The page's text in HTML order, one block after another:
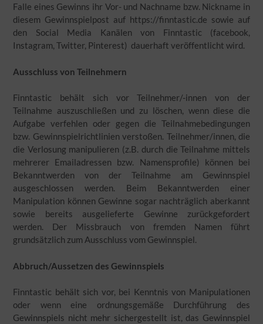
Falle eines Gewinns ihr Vor- und Nachname bzw. Nickname in
diesem Gewinnspielpost auf https://finntastic.de sowie auf
den Social Media Kanälen von Finntastic (facebook,
Instagram, Twitter, Pinterest) dauerhaft veröffentlicht wird.
Ausschluss von Teilnehmern
Finntastic behält sich vor Teilnehmer/-innen von der
Teilnahme auszuschließen und zu löschen, wenn diese die
Aufgabe verfehlen oder gegen die Teilnahmebedingungen
bzw. Gewinnspielrichtlinien verstoßen. Teilnehmer/innen, die
die Verlosung manipulieren (z.B. durch die Teilnahme mittels
mehrerer Emailadressen bzw. Namensprofile) können bei
Bekanntwerden von der Teilnahme am Gewinnspiel
ausgeschlossen werden. Beim Bekanntwerden einer
Manipulation können Gewinne sogar nachträglich aberkannt
sowie bereits ausgelieferte Gewinne zurückgefordert
werden. Der Missbrauch von fremden Namen führt
grundsätzlich zum Ausschluss vom Gewinnspiel.
Abbruch/Aussetzen des Gewinnspiels
Finntastic behält sich vor, bei Kenntnis von Manipulationen
oder wenn eine ordnungsgemäße Durchführung des
Gewinnspiels nicht mehr sichergestellt ist, das Gewinnspiel